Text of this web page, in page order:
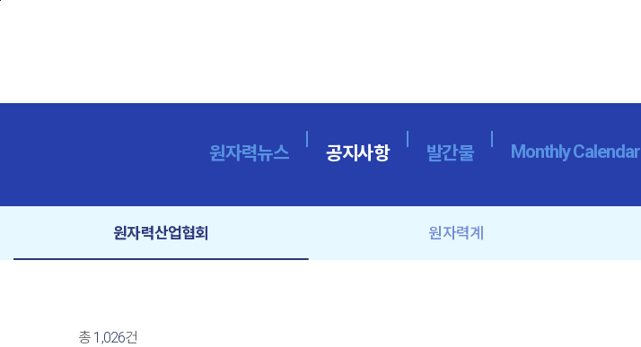
원자력뉴스 공지사항 발간물 Monthly Calendar
원자력산업협회 원자력계
총 1,026건